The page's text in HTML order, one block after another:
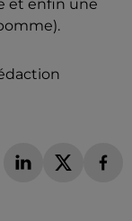
et enfin une